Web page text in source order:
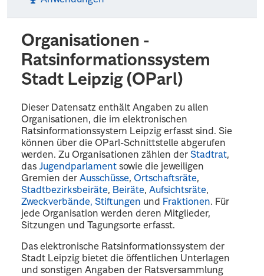
Organisationen -
Ratsinformationssystem
Stadt Leipzig (OParl)
Dieser Datensatz enthält Angaben zu allen
Organisationen, die im elektronischen
Ratsinformationssystem Leipzig erfasst sind. Sie
können über die OParl-Schnittstelle abgerufen
werden. Zu Organisationen zählen derStadtrat,
dasJugendparlament sowie die jeweiligen
Gremien derAusschüsse,Ortschaftsräte,
Stadtbezirksbeiräte, Beiräte,Aufsichtsräte,
Zweckverbände, Stiftungen und Fraktionen. Für
jede Organisation werden deren Mitglieder,
Sitzungen und Tagungsorte erfasst.
Das elektronische Ratsinformationssystem der
Stadt Leipzig bietet die öffentlichen Unterlagen
und sonstigen Angaben der Ratsversammlung